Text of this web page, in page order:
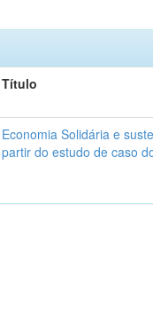
Título
Economia Solidária e
partir do estudo de caso